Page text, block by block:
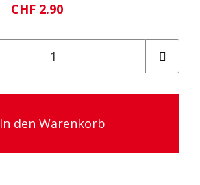
CHF 2.90
In den Warenkorb